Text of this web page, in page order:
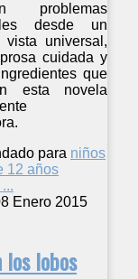
problemas
desde un
vista universal,
cuidada y
que
esta novela
para niños
12 años
Enero 2015
los lobos